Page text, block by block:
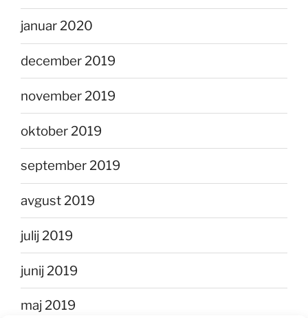
januar 2020
december 2019
november 2019
oktober 2019
september 2019
avgust 2019
julij 2019
junij 2019
maj 2019